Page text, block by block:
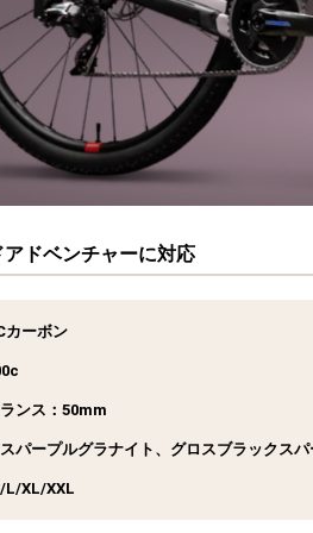
ドベンチャーに対応
カーボン
ンス：50mm
パープルグラナイト、グロスブラックス
L/XL/XXL